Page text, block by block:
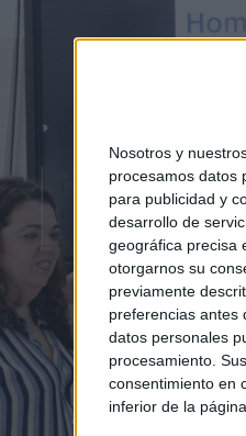
Nosotros y
procesamos datos
para publicidad y
desarrollo de
geográfica precisa
otorgarnos su
previamente
preferencias antes
datos personales
procesamiento.
consentimiento en
inferior de la